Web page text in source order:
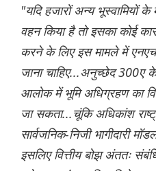
"यदि हजारों अन्य भूस्वामियों
वहन किया है तो इसका कोई
करने के लिए इस मामले में
जाना चाहिए...अनुच्छेद
आलोक में भूमि अधिग्रहण का
जा सकता...चूंकि अधिकांश
सार्वजनिक-निजी भागीदारी
इसलिए वित्तीय बोझ अंततः